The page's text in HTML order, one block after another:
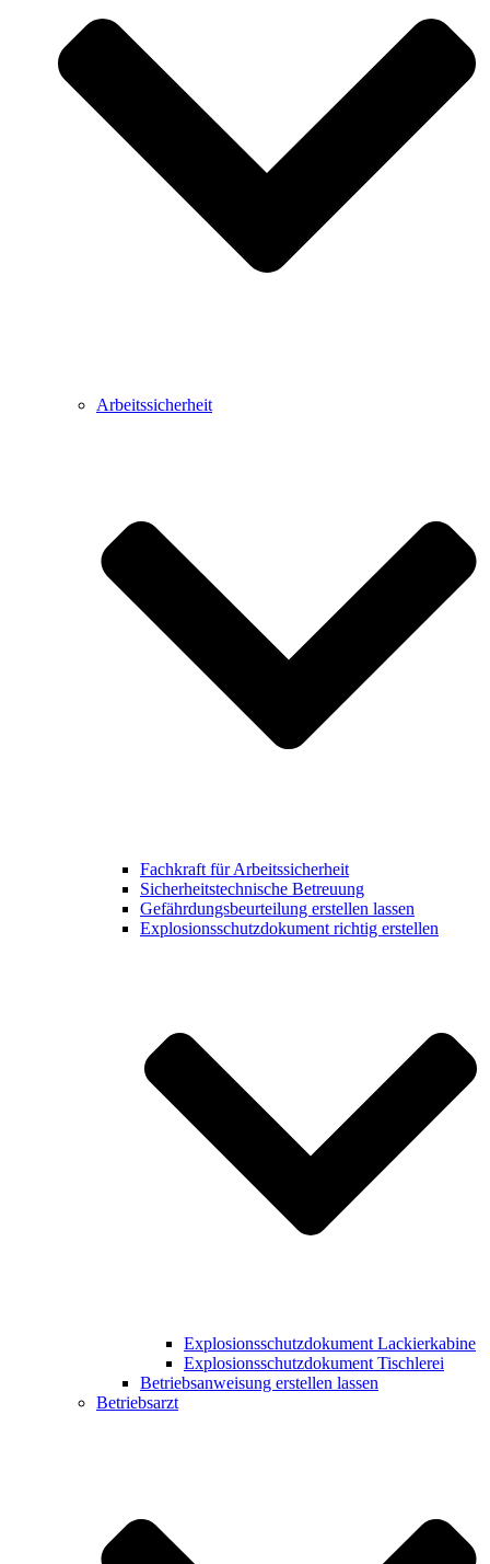
Arbeitssicherheit
Fachkraft für Arbeitssicherheit
Sicherheitstechnische Betreuung
Gefährdungsbeurteilung erstellen lassen
Explosionsschutzdokument richtig erstellen
Explosionsschutzdokument Lackierkabine
Explosionsschutzdokument Tischlerei
Betriebsanweisung erstellen lassen
Betriebsarzt